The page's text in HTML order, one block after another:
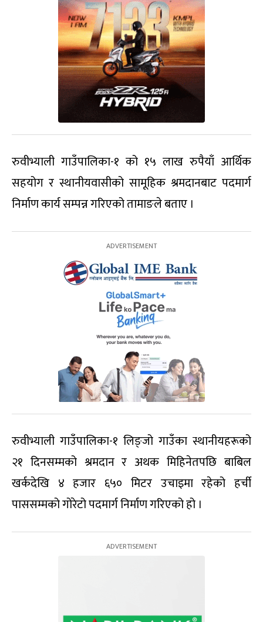
रुवीभ्याली गाउँपालिका-१ को १५ लाख रुपैयाँ आर्थिक
सहयोग र स्थानीयवासीको सामूहिक श्रमदानबाट पदमार्ग
निर्माण कार्य सम्पन्न गरिएको तामाङले बताए ।
रुवीभ्याली गाउँपालिका-१ लिङ्जो गाउँका स्थानीयहरूको
२१ दिनसम्मको श्रमदान र अथक मिहिनेतपछि बाबिल
खर्कदेखि ४ हजार ६५० मिटर उचाइमा रहेको हर्ची
पाससम्मको गोरेटो पदमार्ग निर्माण गरिएको हो ।